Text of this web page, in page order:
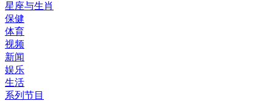
星座与生肖
保健
体育
视频
新闻
娱乐
生活
系列节目